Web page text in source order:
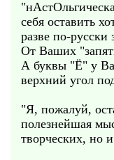
себя оставить
разве по-
От Ваших
А буквы "Ё" у
верхний угол
"Я, пожалуй,
полезнейшая
творческих, но